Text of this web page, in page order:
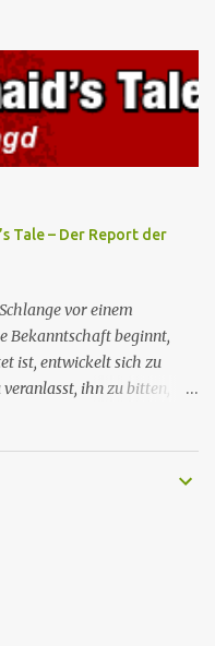
June ist seit
und entdeckt im
carborundorum”,
hinterlassen wurde, die
bringt Serena June
ausbleibende
würde. June lehnt ab,
bedeutet. Während
June Fred nach der
Tale – Der Report der
vor einem
Bekanntschaft beginnt,
ist, entwickelt sich zu
ihn zu bitten,
die Magd Distephen ist.
vor, sie während des
zu haben, woraufhin
empfinden, so sehr, dass